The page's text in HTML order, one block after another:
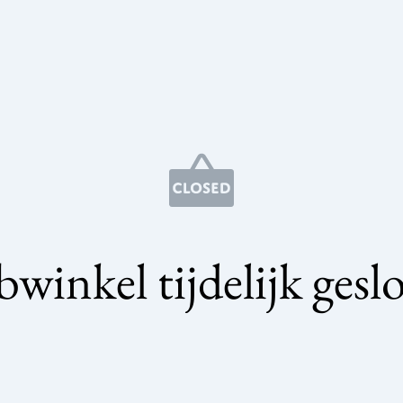
tijdelijk